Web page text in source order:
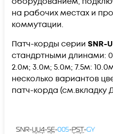
на рабочих местах и
коммутации.
Патч-корды серии SNR-
стандртными длинами:
2.0м; 3.0м; 5.0м; 7.5м:
несколько вариантов
патч-корда (см.вкладку